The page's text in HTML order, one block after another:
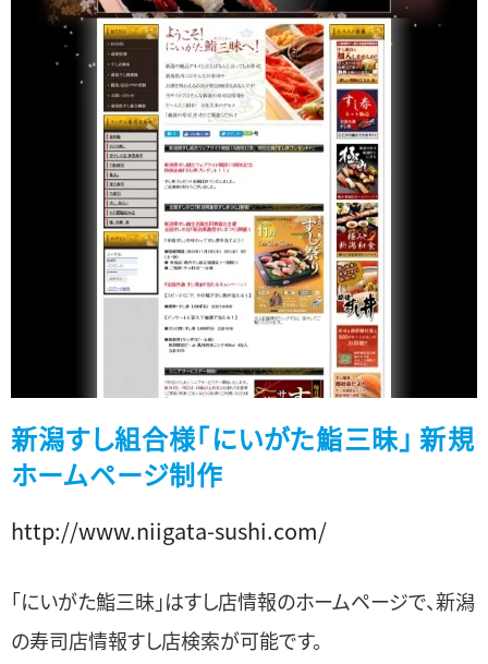
新潟すし組合様「にいがた鮨三昧」 新規
ホームページ制作
http://www.niigata-sushi.com/
「にいがた鮨三昧」はすし店情報のホームページで、新潟
の寿司店情報すし店検索が可能です。